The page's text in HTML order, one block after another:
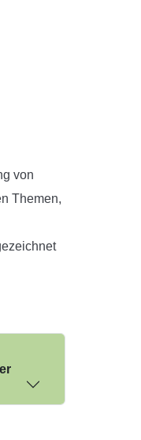
von
Themen,